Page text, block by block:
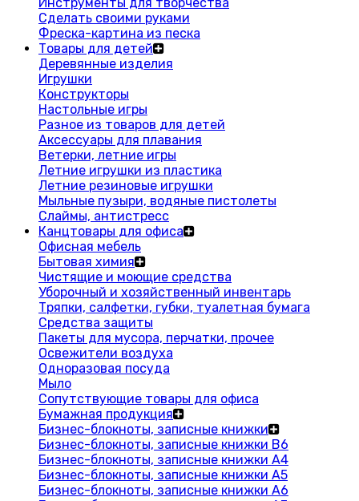
Сделать своими руками
Фреска-картина из песка
Товары для детей
Деревянные изделия
Игрушки
Конструкторы
Настольные игры
Разное из товаров для детей
Аксессуары для плавания
Ветерки, летние игры
Летние игрушки из пластика
Летние резиновые игрушки
Мыльные пузыри, водяные пистолеты
Слаймы, антистресс
Канцтовары для офиса
Офисная мебель
Бытовая химия
Чистящие и моющие средства
Уборочный и хозяйственный инвентарь
Тряпки, салфетки, губки, туалетная бумага
Средства защиты
Пакеты для мусора, перчатки, прочее
Освежители воздуха
Одноразовая посуда
Мыло
Сопутствующие товары для офиса
Бумажная продукция
Бизнес-блокноты, записные книжки
Бизнес-блокноты, записные книжки В6
Бизнес-блокноты, записные книжки A4
Бизнес-блокноты, записные книжки А5
Бизнес-блокноты, записные книжки А6